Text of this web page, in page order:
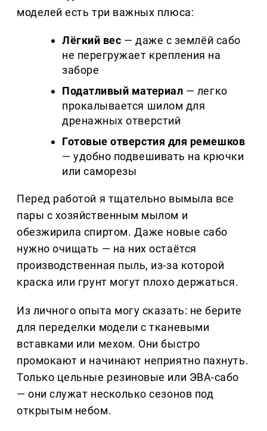
моделей есть три важных плюса:
Лёгкий вес — даже с землёй сабо
не перегружает крепления на
заборе
Податливый материал — легко
прокалывается шилом для
дренажных отверстий
Готовые отверстия для ремешков
— удобно подвешивать на крючки
или саморезы
Перед работой я тщательно вымыла все
пары с хозяйственным мылом и
обезжирила спиртом. Даже новые сабо
нужно очищать — на них остаётся
производственная пыль, из-за которой
краска или грунт могут плохо держаться.
Из личного опыта могу сказать: не берите
для переделки модели с тканевыми
вставками или мехом. Они быстро
промокают и начинают неприятно пахнуть.
Только цельные резиновые или ЭВА-сабо
— они служат несколько сезонов под
открытым небом.